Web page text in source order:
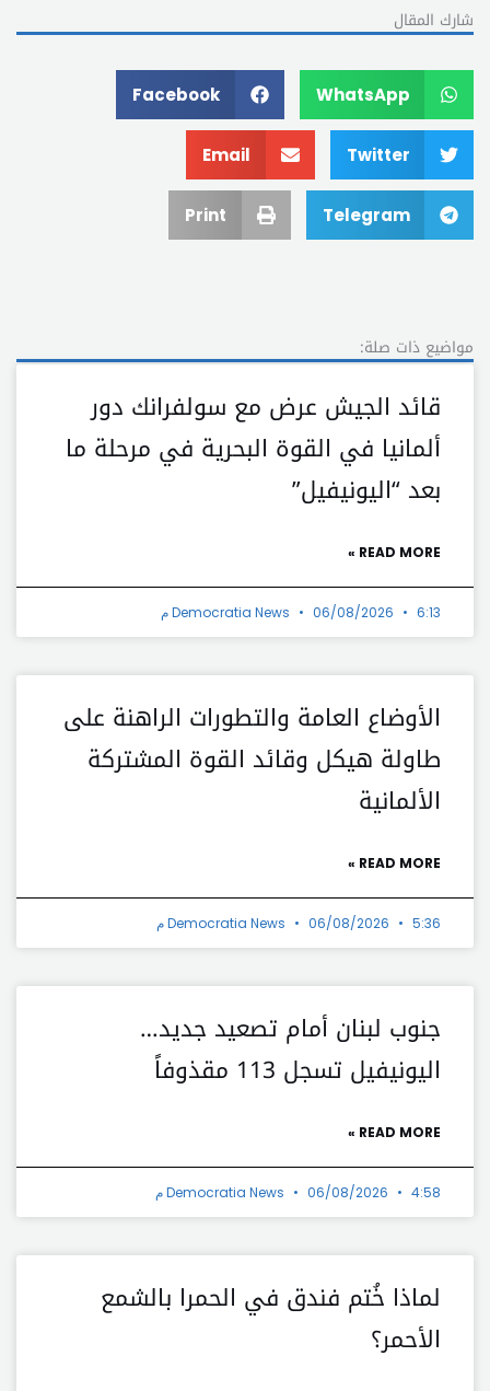
شارك المقال
WhatsApp
Facebook
Twitter
Email
Telegram
Print
مواضيع ذات صلة:
قائد الجيش عرض مع سولفرانك دور
ألمانيا في القوة البحرية في مرحلة ما
بعد “اليونيفيل”
READ MORE »
Democratia News 06/08/2026 6:13 م
الأوضاع العامة والتطورات الراهنة على
طاولة هيكل وقائد القوة المشتركة
الألمانية
READ MORE »
Democratia News 06/08/2026 5:36 م
جنوب لبنان أمام تصعيد جديد…
اليونيفيل تسجل 113 مقذوفاً
READ MORE »
Democratia News 06/08/2026 4:58 م
لماذا خُتم فندق في الحمرا بالشمع
الأحمر؟